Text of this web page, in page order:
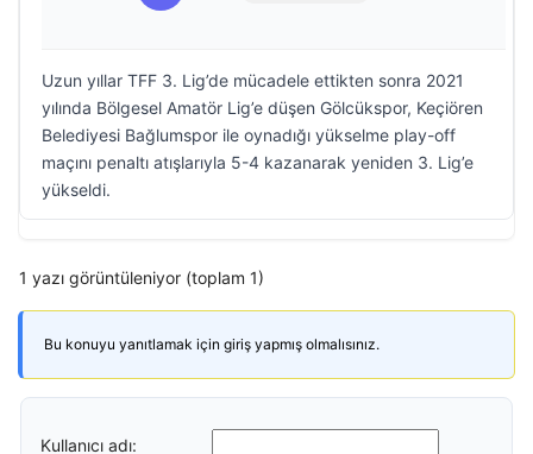
Uzun yıllar TFF 3. Lig’de mücadele ettikten sonra 2021
yılında Bölgesel Amatör Lig’e düşen Gölcükspor, Keçiören
Belediyesi Bağlumspor ile oynadığı yükselme play-off
maçını penaltı atışlarıyla 5-4 kazanarak yeniden 3. Lig’e
yükseldi.
1 yazı görüntüleniyor (toplam 1)
Bu konuyu yanıtlamak için giriş yapmış olmalısınız.
Kullanıcı adı: